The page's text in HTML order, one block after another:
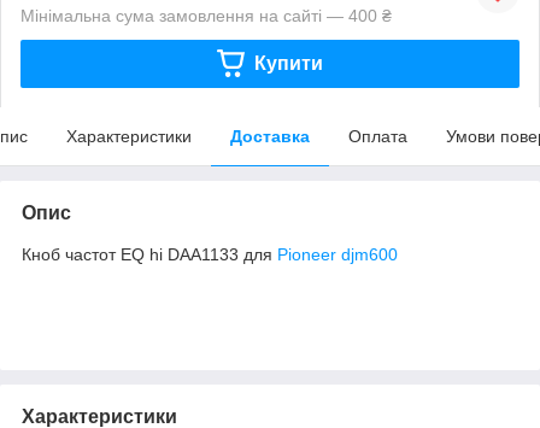
Мінімальна сума замовлення на сайті — 400 ₴
Купити
Характеристики Доставка Оплата Умови
Опис
Кноб частот EQ hi DAA1133 для Pioneer djm600
Характеристики